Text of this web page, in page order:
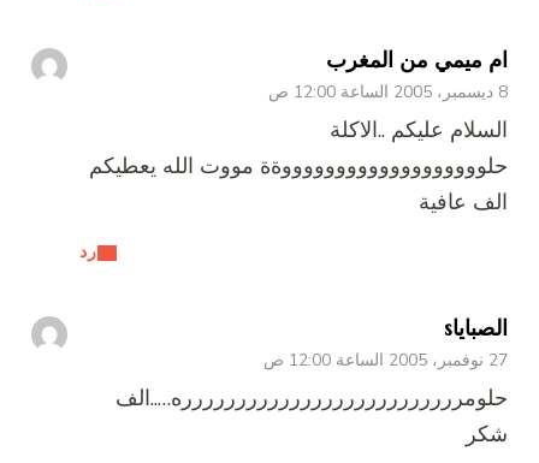
ام ميمي من المغرب
8 ديسمبر، 2005 الساعة 12:00 ص
رد
السلام عليكم ..الاكلة
حلوووووووووووووووووووةة مووت الله يعطيكم
الف عافية
الصباياs
27 نوفمبر، 2005 الساعة 12:00 ص
حلومرررررررررررررررررررررررررره…..الف
شكر